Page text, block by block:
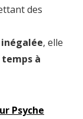
des
, elle
à
Psyche